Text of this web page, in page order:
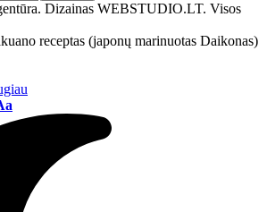
Dizainas WEBSTUDIO.LT. Visos
receptas (japonų marinuotas Daikonas)